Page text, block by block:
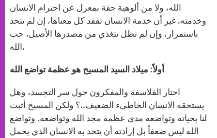
الله، ولا من ألوهية حقة بمعزل عن احترام الانسان
وخدمته. غير أن خدمة الانسان تفقد كل معناها، إن لم تتحد
باستمرار، وإن لم تظل تتغذي من مصدرها الأصيل، حب
الله.
أولاً: ميلاد السيد المسيح هو عظمة تواضع الله
احتار الفلاسفة والمفكرون حول سر التجسد، وهل
يستحقه الانسان الخاطىء الضعيف..؟ ولكن المسيح أثبت
لنا بحياته وتواضعه مدى عظمة مجد الله وتواضعه. وتواضع
الله ليس ضعفاً بل إرادته أن يتحد به الانسان الذي يحمل